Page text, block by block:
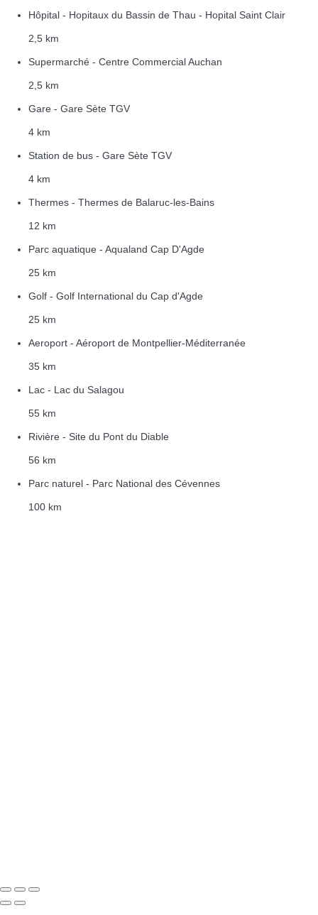
Hôpital - Hopitaux du Bassin de Thau - Hopital Saint Clair
2,5 km
Supermarché - Centre Commercial Auchan
2,5 km
Gare - Gare Sète TGV
4 km
Station de bus - Gare Sète TGV
4 km
Thermes - Thermes de Balaruc-les-Bains
12 km
Parc aquatique - Aqualand Cap D'Agde
25 km
Golf - Golf International du Cap d'Agde
25 km
Aeroport - Aéroport de Montpellier-Méditerranée
35 km
Lac - Lac du Salagou
55 km
Rivière - Site du Pont du Diable
56 km
Parc naturel - Parc National des Cévennes
100 km